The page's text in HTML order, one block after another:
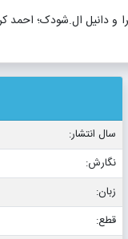
و دانیل ال.شودک؛
سال انتشار:
نگارش:
زبان:
قطع: